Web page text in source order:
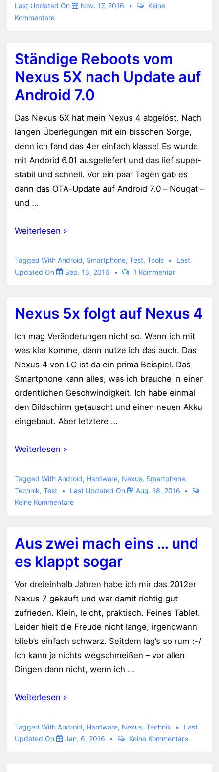
mit
Android
Last Updated On
Nov. 17, 2016
Keine
Kommentare
Ständige Reboots vom
Nexus 5X nach Update auf
Android 7.0
Das Nexus 5X hat mein Nexus 4 abgelöst. Nach
langen Überlegungen mit ein bisschen Sorge,
denn ich fand das 4er einfach klasse! Es wurde
mit Andorid 6.01 ausgeliefert und das lief super-
stabil und schnell. Vor ein paar Tagen gab es
dann das OTA-Update auf Android 7.0 – Nougat –
und …
Ständige
vom
Nexus
Update
Android
Weiterlesen »
Tagged With Android, Smartphone, Test, Tools
Last
Updated On
Sep. 13, 2016 1 Kommentar
Nexus 5x folgt auf Nexus 4
Ich mag Veränderungen nicht so. Wenn ich mit
was klar komme, dann nutze ich das auch. Das
Nexus 4 von LG ist da ein prima Beispiel. Das
Smartphone kann alles, was ich brauche in einer
ordentlichen Geschwindigkeit. Ich habe einmal
den Bildschirm getauscht und einen neuen Akku
eingebaut. Aber letztere …
Nexus
folgt
auf
Nexus
Weiterlesen »
Tagged With Android, Hardware, Nexus, Smartphone,
Technik, Test Last Updated On
Aug. 18, 2016
Keine Kommentare
Aus zwei mach eins … und
es klappt sogar
Vor dreieinhalb Jahren habe ich mir das 2012er
Nexus 7 gekauft und war damit richtig gut
zufrieden. Klein, leicht, praktisch. Feines Tablet.
Leider hielt die Freude nicht lange, irgendwann
blieb’s einfach schwarz. Seitdem lag’s so rum :-/
Ich kann ja nichts wegschmeißen – vor allen
Dingen dann nicht, wenn ich …
Aus
mach
eins
Weiterlesen »
Tagged With Android, Hardware, Nexus, Technik
Last
Updated On
Jan. 6, 2016 Keine Kommentare